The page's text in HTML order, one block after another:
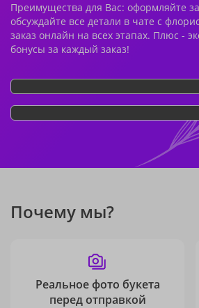
Преимущества для Вас: оформляйте
обсуждайте все детали в чате с
заказ онлайн на всех этапах. Плюс -
бонусы за каждый заказ!
Почему мы?
Реальное фото букета
перед отправкой